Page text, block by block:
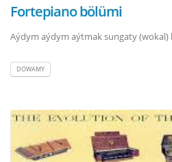
Fortepiano bölümi
Aýdym aýdym aýtmak sungaty (wokal)
DOWAMY